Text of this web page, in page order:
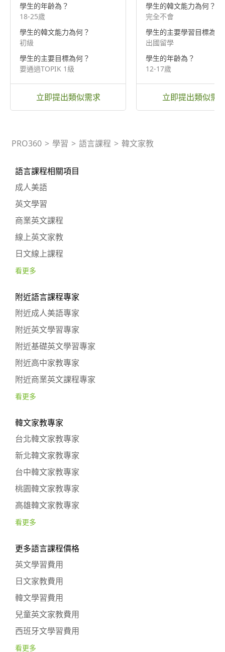
學生的年齡為？
18-25歲
學生的韓文能力為何？
初級
學生的主要目標為何？
要通過TOPIK 1級
立即提出類似需求
學生的韓文能力為何？
完全不會
學生的主要學習目標為？
出國留學
學生的年齡為？
12-17歲
立即提出類似需
PRO360 > 學習 > 語言課程 > 韓文家教
語言課程相關項目
成人美語
英文學習
商業英文課程
線上英文家教
日文線上課程
看更多
附近語言課程專家
附近成人美語專家
附近英文學習專家
附近基礎英文學習專家
附近高中家教專家
附近商業英文課程專家
看更多
韓文家教專家
台北韓文家教專家
新北韓文家教專家
台中韓文家教專家
桃園韓文家教專家
高雄韓文家教專家
看更多
更多語言課程價格
英文學習費用
日文家教費用
韓文學習費用
兒童英文家教費用
西班牙文學習費用
看更多